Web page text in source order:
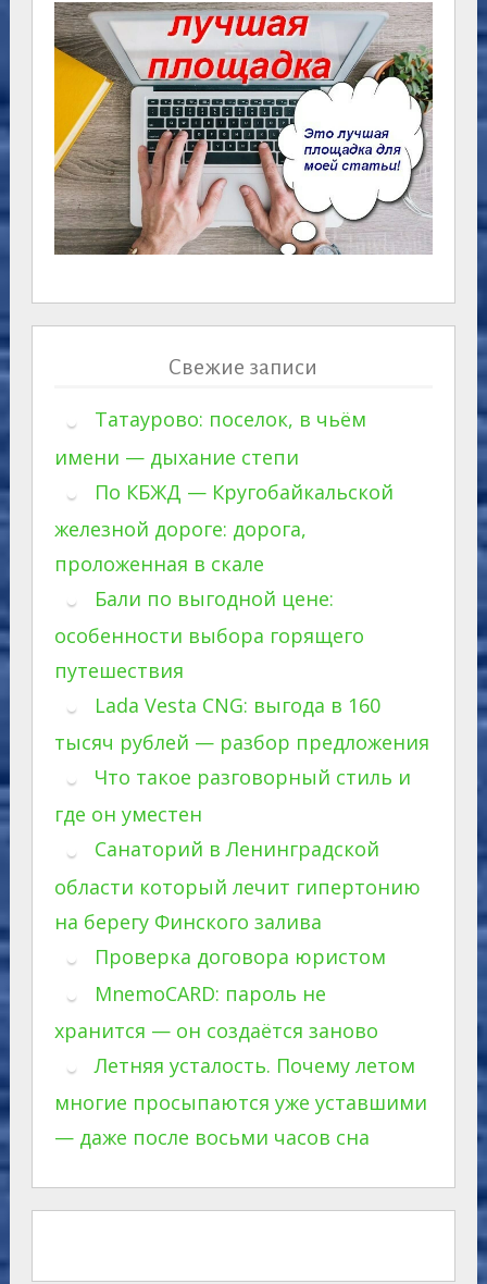
Свежие записи
Татаурово: поселок, в чьём
имени — дыхание степи
По КБЖД — Кругобайкальской
железной дороге: дорога,
проложенная в скале
Бали по выгодной цене:
особенности выбора горящего
путешествия
Lada Vesta CNG: выгода в 160
тысяч рублей — разбор предложения
Что такое разговорный стиль и
где он уместен
Санаторий в Ленинградской
области который лечит гипертонию
на берегу Финского залива
Проверка договора юристом
MnemoCARD: пароль не
хранится — он создаётся заново
Летняя усталость. Почему летом
многие просыпаются уже уставшими
— даже после восьми часов сна